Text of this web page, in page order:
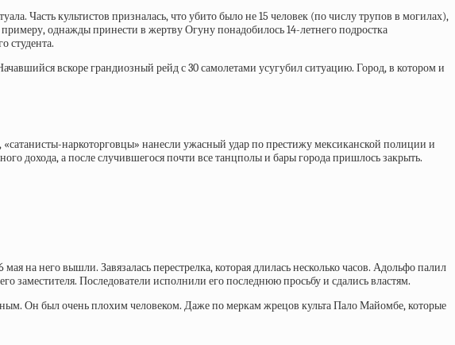
Часть культистов призналась, что убито было не 15 человек (по числу трупов в могилах),
однажды принести в жертву Огуну понадобилось 14-летнего подростка
студента.
вскоре грандиозный рейд с 30 самолетами усугубил ситуацию. Город, в котором и
наркоторговцы» нанесли ужасный удар по престижу мексиканской полиции и
дохода, а после случившегося почти все танцполы и бары города пришлось закрыть.
на него вышли. Завязалась перестрелка, которая длилась несколько часов. Адольфо палил
заместителя. Последователи исполнили его последнюю просьбу и сдались властям.
Он был очень плохим человеком. Даже по меркам жрецов культа Пало Майомбе, которые